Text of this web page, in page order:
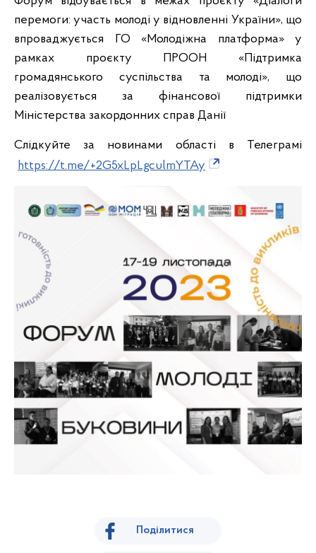
перемоги: участь молоді у відновленні України», що
впроваджується ГО «Молодіжна платформа» у
рамках проєкту ПРООН «Підтримка
громадянського суспільства та молоді», що
реалізовується за фінансової підтримки
Міністерства закордонних справ Данії
Слідкуйте за новинами області в Телеграмі
https://t.me/+2G5xLpLgculmYTAy
Поділитися